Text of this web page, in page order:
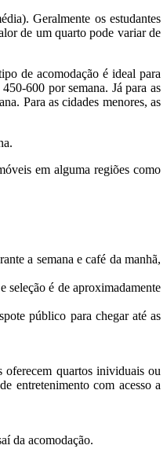
Geralmente os estudantes
de um quarto pode variar de
de acomodação é ideal para
600 por semana. Já para as
Para as cidades menores, as
em alguma regiões como
a semana e café da manhã,
seleção é de aproximadamente
público para chegar até as
oferecem quartos inividuais ou
entretenimento com acesso a
da acomodação.